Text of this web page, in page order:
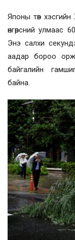
Японы төв
өнгөрсний улмаас
Энэ салхи
аадар бороо
байгалийн
байна.